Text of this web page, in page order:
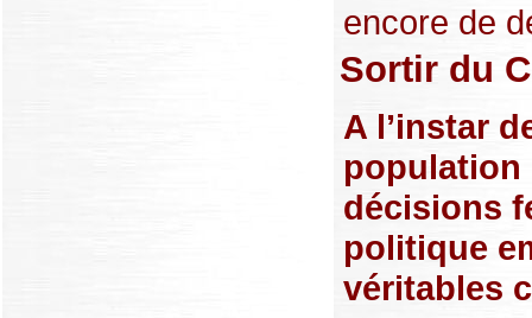
encore de
Sortir du
A l’instar
population
décisions
politique
véritables